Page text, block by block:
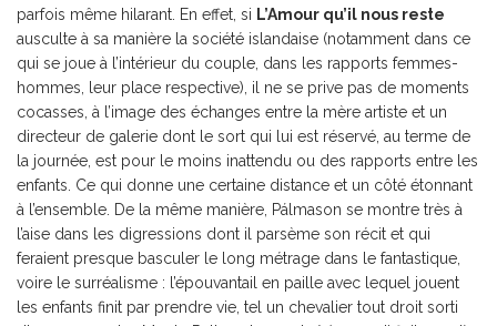
parfois même hilarant. En effet, si L’Amour qu’il nous reste
ausculte à sa manière la société islandaise (notamment dans ce
qui se joue à l’intérieur du couple, dans les rapports femmes-
hommes, leur place respective), il ne se prive pas de moments
cocasses, à l’image des échanges entre la mère artiste et un
directeur de galerie dont le sort qui lui est réservé, au terme de
la journée, est pour le moins inattendu ou des rapports entre les
enfants. Ce qui donne une certaine distance et un côté étonnant
à l’ensemble. De la même manière, Pálmason se montre très à
l’aise dans les digressions dont il parsème son récit et qui
feraient presque basculer le long métrage dans le fantastique,
voire le surréalisme : l’épouvantail en paille avec lequel jouent
les enfants finit par prendre vie, tel un chevalier tout droit sorti